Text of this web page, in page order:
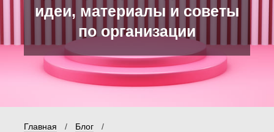
идеи, материалы и советы
по организации
Главная / Блог
/